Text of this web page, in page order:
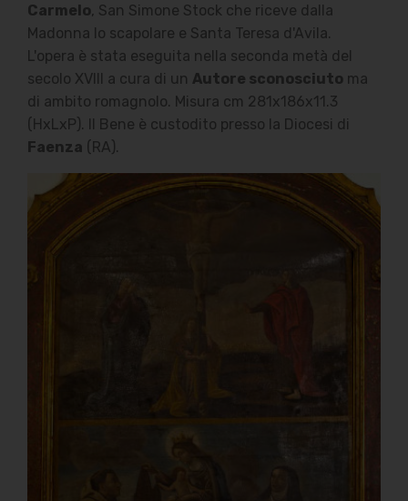
Carmelo, San Simone Stock che riceve dalla
Madonna lo scapolare e Santa Teresa d'Avila.
L'opera è stata eseguita nella seconda metà del
secolo XVIII a cura di un Autore sconosciuto ma
di ambito romagnolo. Misura cm 281x186x11.3
(HxLxP). Il Bene è custodito presso la Diocesi di
Faenza (RA).